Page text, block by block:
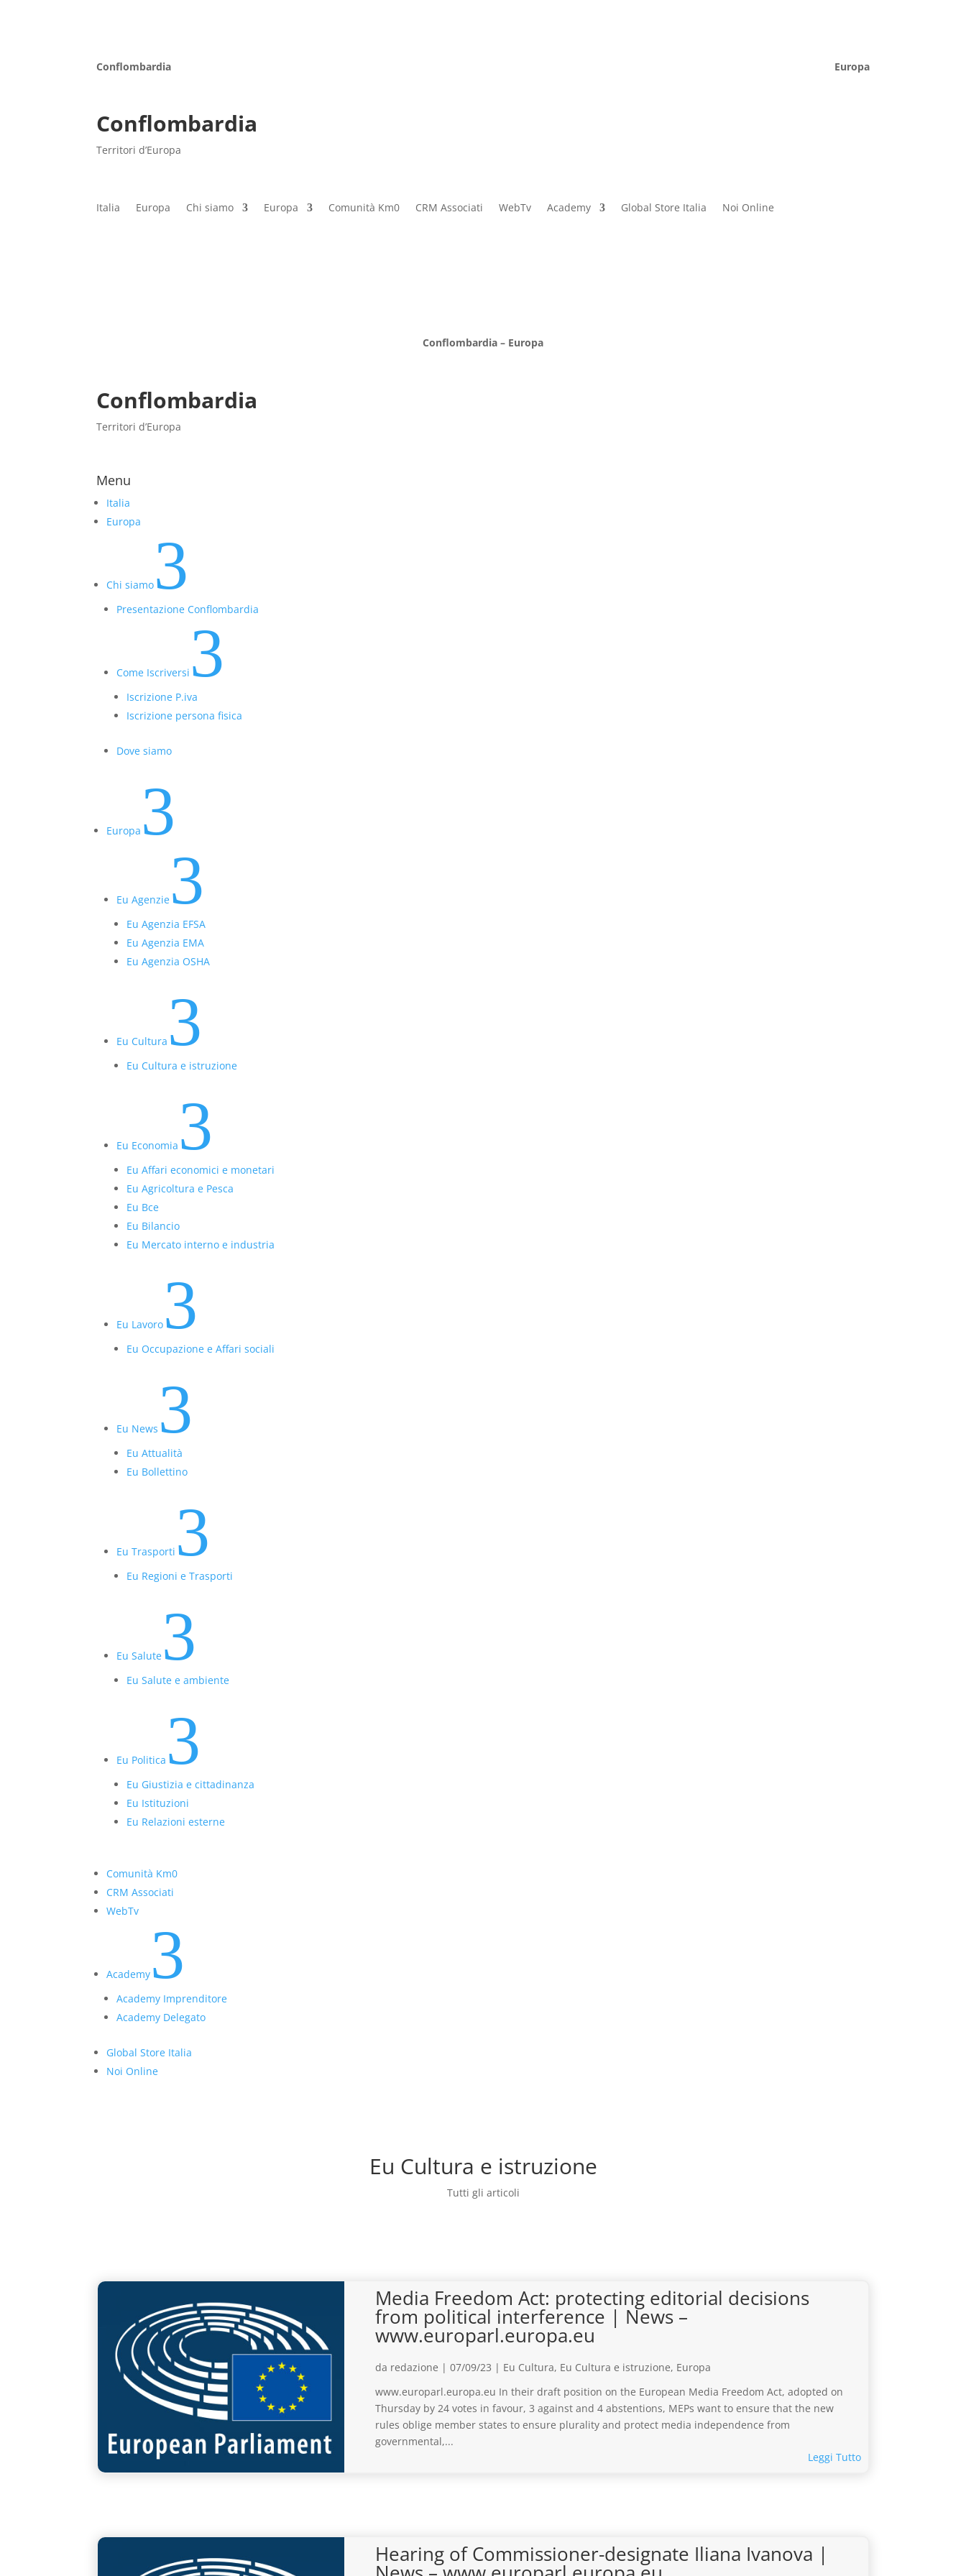
Conflombardia Europa
Conflombardia
Territori d’Europa
Italia Europa Chi siamo Europa Comunità Km0 CRM Associati WebTv Academy Global Store Italia Noi Online
Conflombardia – Europa
Conflombardia
Territori d’Europa
Menu
Italia
Europa
Chi siamo 3
Presentazione Conflombardia
Come Iscriversi 3
Iscrizione P.iva
Iscrizione persona fisica
Dove siamo
Europa 3
Eu Agenzie 3
Eu Agenzia EFSA
Eu Agenzia EMA
Eu Agenzia OSHA
Eu Cultura 3
Eu Cultura e istruzione
Eu Economia 3
Eu Affari economici e monetari
Eu Agricoltura e Pesca
Eu Bce
Eu Bilancio
Eu Mercato interno e industria
Eu Lavoro 3
Eu Occupazione e Affari sociali
Eu News 3
Eu Attualità
Eu Bollettino
Eu Trasporti 3
Eu Regioni e Trasporti
Eu Salute 3
Eu Salute e ambiente
Eu Politica 3
Eu Giustizia e cittadinanza
Eu Istituzioni
Eu Relazioni esterne
Comunità Km0
CRM Associati
WebTv
Academy 3
Academy Imprenditore
Academy Delegato
Global Store Italia
Noi Online
Eu Cultura e istruzione
Tutti gli articoli
Media Freedom Act: protecting editorial decisions
from political interference | News –
www.europarl.europa.eu
da redazione |07/09/23 | Eu Cultura, Eu Cultura e istruzione, Europa
www.europarl.europa.eu In their draft position on the European Media Freedom Act, adopted on
Thursday by 24 votes in favour, 3 against and 4 abstentions, MEPs want to ensure that the new
rules oblige member states to ensure plurality and protect media independence from
governmental,...
Leggi Tutto
Hearing of Commissioner-designate Iliana Ivanova |